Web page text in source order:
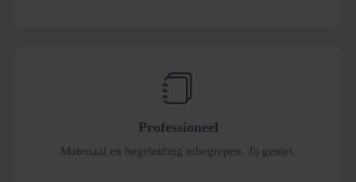
Professioneel
Materiaal en begeleiding inbegrepen. Jij geniet.